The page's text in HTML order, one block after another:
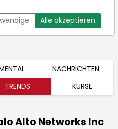
Bid:363,512$Ask:364,067$
NACHRICHTEN
TRENDS KURSE
Alto Networks Inc
Alle akzeptieren